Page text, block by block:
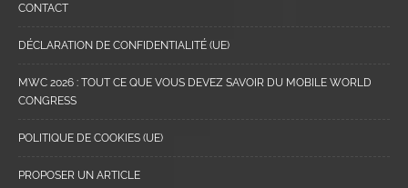
CONTACT
DÉCLARATION DE CONFIDENTIALITÉ (UE)
MWC 2026 : TOUT CE QUE VOUS DEVEZ SAVOIR DU MOBILE WORLD
CONGRESS
POLITIQUE DE COOKIES (UE)
PROPOSER UN ARTICLE